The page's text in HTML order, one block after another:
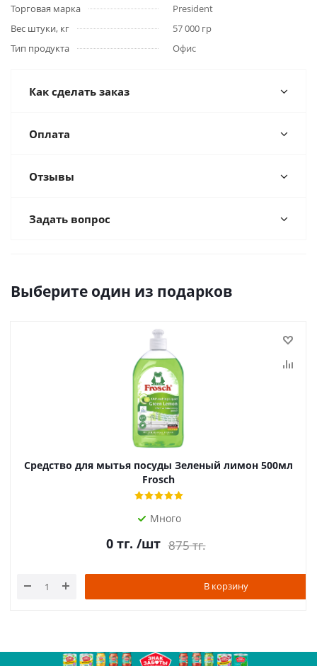
Торговая марка
President
Вес штуки, кг
57 000 гр
Тип продукта
Офис
Как сделать заказ
Оплата
Отзывы
Задать вопрос
Выберите один из подарков
Средство для мытья посуды Зеленый лимон 500мл
Frosch
Много
0тг. /шт 875тг.
В корзину